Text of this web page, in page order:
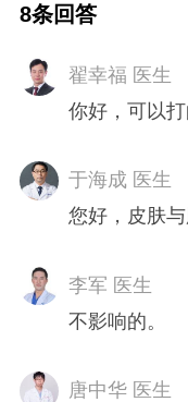
8条回答
翟幸福 医生
你好，可以
于海成 医生
您好，皮肤与
李军 医生
不影响的。
唐中华 医生